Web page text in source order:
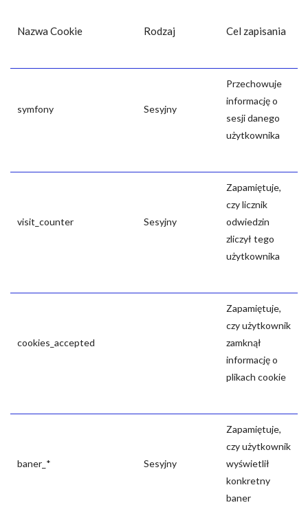
Nazwa Cookie Rodzaj Cel zapisania
symfony Sesyjny
Przechowuje
informację o
sesji danego
użytkownika
visit_counter Sesyjny
Zapamiętuje,
czy licznik
odwiedzin
zliczył tego
użytkownika
cookies_accepted
Zapamiętuje,
czy użytkownik
zamknął
informację o
plikach cookie
baner_* Sesyjny
Zapamiętuje,
czy użytkownik
wyświetlił
konkretny
baner